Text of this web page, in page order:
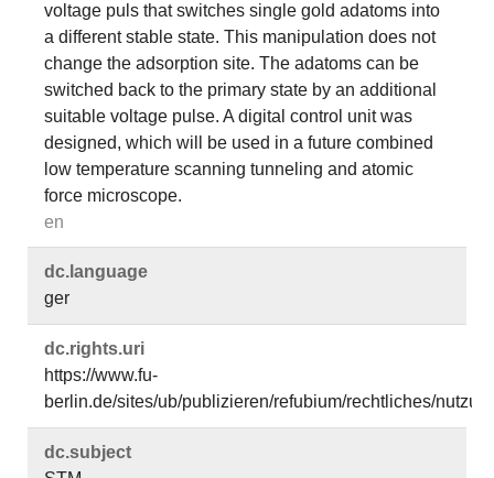
voltage puls that switches single gold adatoms into
a different stable state. This manipulation does not
change the adsorption site. The adatoms can be
switched back to the primary state by an additional
suitable voltage pulse. A digital control unit was
designed, which will be used in a future combined
low temperature scanning tunneling and atomic
force microscope.
en
dc.​language
ger
dc.​rights.​uri
https://www.fu-
berlin.de/sites/ub/publizieren/refubium/rechtliches/
dc.​subject